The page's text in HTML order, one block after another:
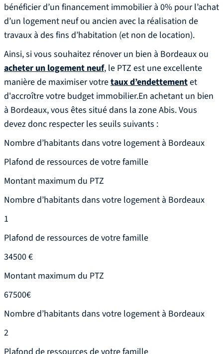
bénéficier d’un financement immobilier à 0% pour l’achat
d’un logement neuf ou ancien avec la réalisation de
travaux à des fins d’habitation (et non de location).
‍Ainsi, si vous souhaitez rénover un bien à Bordeaux ou
acheter un logement neuf, le PTZ est une excellente
manière de maximiser votretaux d’endettementet
d'accroître votre budget immobilier.En achetant un bien
à Bordeaux, vous êtes situé dans la zone Abis. Vous
devez donc respecter les seuils suivants :
Nombre d’habitants dans votre logement à Bordeaux
Plafond de ressources de votre famille
Montant maximum du PTZ
Nombre d’habitants dans votre logement à Bordeaux
1
Plafond de ressources de votre famille
34500 €
Montant maximum du PTZ
67500€
Nombre d’habitants dans votre logement à Bordeaux
2